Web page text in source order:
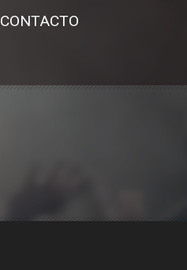
CONTACTO